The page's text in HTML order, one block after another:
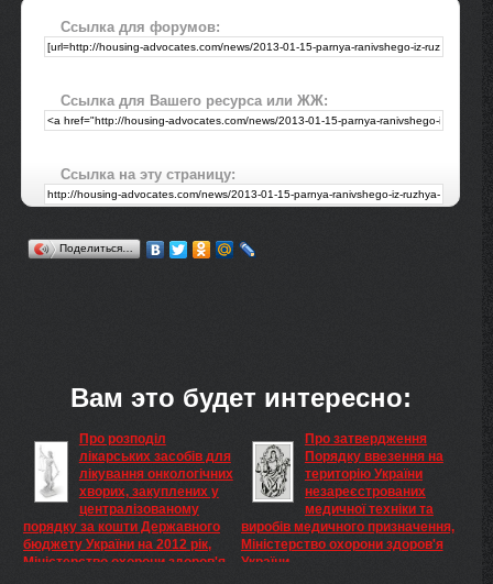
Ссылка для форумов:
Ссылка для Вашего ресурса или ЖЖ:
Ссылка на эту страницу:
Поделиться…
Вам это будет интересно:
Про розподіл
лікарських засобів для
лікування онкологічних
хворих, закуплених у
централізованому
порядку за кошти Державного
бюджету України на 2012 рік,
Міністерство охорони здоров'я
Про затвердження
Порядку ввезення на
територію України
незареєстрованих
медичної техніки та
виробів медичного призначення,
Міністерство охорони здоров'я
України